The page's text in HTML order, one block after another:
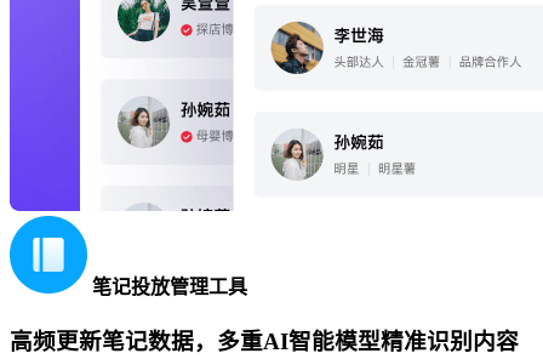
笔记投放管理工具
高频更新笔记数据，多重AI智能模型精准识别内容